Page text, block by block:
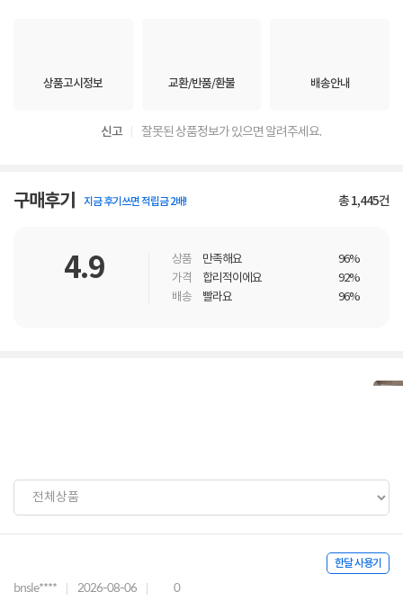
상품고시정보 교환/반품/환불 배송안내
신고 잘못된 상품정보가 있으면 알려주세요.
구매후기 지금 후기쓰면 적립금 2배! 총1,445건
4.9 상품 만족해요
96%
가격
합리적이에요
92%
배송
빨라요 96%
한달 사용기
bnsle**** 2026-08-06 0